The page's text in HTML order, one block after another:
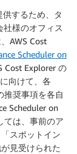
するため、タ
様のオフィス
AWS Cost
Scheduler on
Cost Explorer の
向けて、各
推奨事項を各自
Scheduler on
ては、事前のア
スポットイン
見受けられた